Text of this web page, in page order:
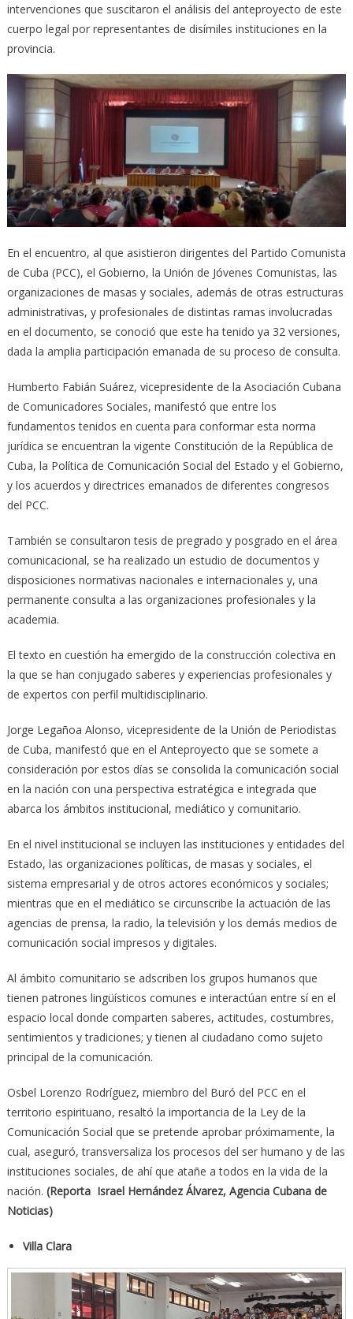
intervenciones que suscitaron el análisis del anteproyecto de este
cuerpo legal por representantes de disímiles instituciones en la
provincia.
En el encuentro, al que asistieron dirigentes del Partido Comunista
de Cuba (PCC), el Gobierno, la Unión de Jóvenes Comunistas, las
organizaciones de masas y sociales, además de otras estructuras
administrativas, y profesionales de distintas ramas involucradas
en el documento, se conoció que este ha tenido ya 32 versiones,
dada la amplia participación emanada de su proceso de consulta.
Humberto Fabián Suárez, vicepresidente de la Asociación Cubana
de Comunicadores Sociales, manifestó que entre los
fundamentos tenidos en cuenta para conformar esta norma
jurídica se encuentran la vigente Constitución de la República de
Cuba, la Política de Comunicación Social del Estado y el Gobierno,
y los acuerdos y directrices emanados de diferentes congresos
del PCC.
También se consultaron tesis de pregrado y posgrado en el área
comunicacional, se ha realizado un estudio de documentos y
disposiciones normativas nacionales e internacionales y, una
permanente consulta a las organizaciones profesionales y la
academia.
El texto en cuestión ha emergido de la construcción colectiva en
la que se han conjugado saberes y experiencias profesionales y
de expertos con perfil multidisciplinario.
Jorge Legañoa Alonso, vicepresidente de la Unión de Periodistas
de Cuba, manifestó que en el Anteproyecto que se somete a
consideración por estos días se consolida la comunicación social
en la nación con una perspectiva estratégica e integrada que
abarca los ámbitos institucional, mediático y comunitario.
En el nivel institucional se incluyen las instituciones y entidades del
Estado, las organizaciones políticas, de masas y sociales, el
sistema empresarial y de otros actores económicos y sociales;
mientras que en el mediático se circunscribe la actuación de las
agencias de prensa, la radio, la televisión y los demás medios de
comunicación social impresos y digitales.
Al ámbito comunitario se adscriben los grupos humanos que
tienen patrones lingüísticos comunes e interactúan entre sí en el
espacio local donde comparten saberes, actitudes, costumbres,
sentimientos y tradiciones; y tienen al ciudadano como sujeto
principal de la comunicación.
Osbel Lorenzo Rodríguez, miembro del Buró del PCC en el
territorio espirituano, resaltó la importancia de la Ley de la
Comunicación Social que se pretende aprobar próximamente, la
cual, aseguró, transversaliza los procesos del ser humano y de las
instituciones sociales, de ahí que atañe a todos en la vida de la
nación. (Reporta Israel Hernández Álvarez, Agencia Cubana de
Noticias)
Villa Clara